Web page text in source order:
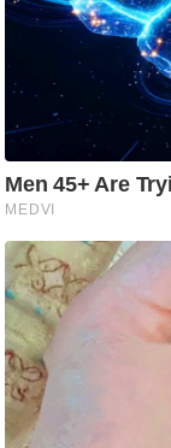
फि
मं
रि
ले
श
न
शि
प
रा
ज